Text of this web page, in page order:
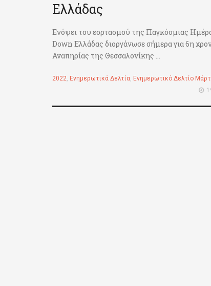
Ελλάδας
Ενόψει του εορτασμού της Παγκόσμιας
Down Ελλάδας διοργάνωσε σήμερα για 6η
Αναπηρίας της Θεσσαλονίκης ...
2022, Ενημερωτικά Δελτία, Ενημερωτικό Δελτίο